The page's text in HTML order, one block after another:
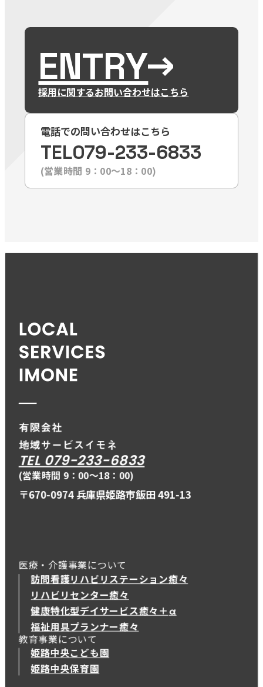
ENTRY
採用に関するお問い合わせはこちら
電話での問い合わせはこちら
TEL079-233-6833
(営業時間 9：00〜18：00)
TEL 079-233-6833
(営業時間 9：00〜18：00)
〒670-0974 兵庫県姫路市飯田 491-13
医療・介護事業について
訪問看護リハビリステーション癒々
リハビリセンター癒々
健康特化型デイサービス癒々＋α
健康特化型デイサービス癒々＋
福祉用具プランナー癒々
教育事業について
姫路中央こども園
姫路中央保育園